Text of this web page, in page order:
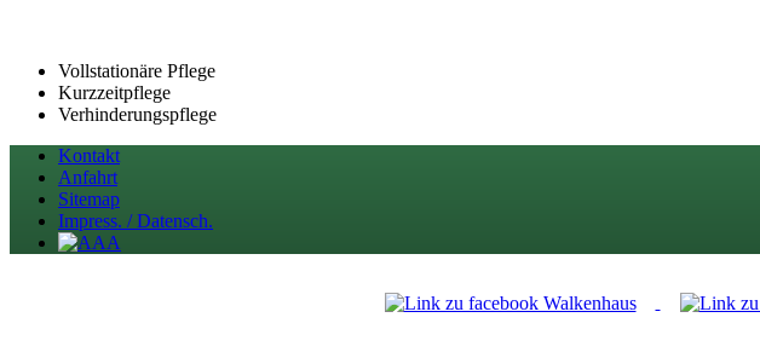
Vollstationäre Pflege
Kurzzeitpflege
Verhinderungspflege
Kontakt
Anfahrt
Sitemap
Impress. / Datensch.